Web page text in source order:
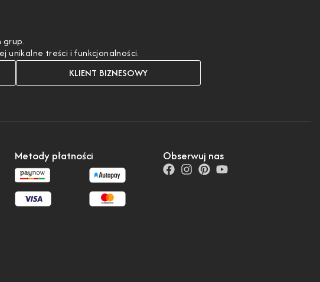
grup.
unikalne treści i funkcjonalności.
KLIENT BIZNESOWY
Metody płatności Obserwuj nas